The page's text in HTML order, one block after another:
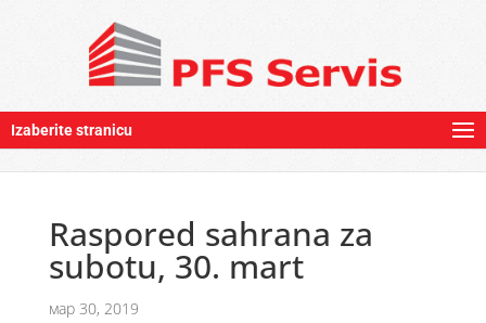
Izaberite stranicu
Raspored sahrana za
subotu, 30. mart
мар 30, 2019